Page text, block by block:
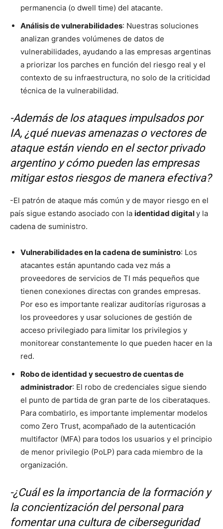
permanencia (o dwell time) del atacante.
Análisis de vulnerabilidades: Nuestras soluciones
analizan grandes volúmenes de datos de
vulnerabilidades, ayudando a las empresas argentinas
a priorizar los parches en función del riesgo real y el
contexto de su infraestructura, no solo de la criticidad
técnica de la vulnerabilidad.
-Además de los ataques impulsados por
IA, ¿qué nuevas amenazas o vectores de
ataque están viendo en el sector privado
argentino y cómo pueden las empresas
mitigar estos riesgos de manera efectiva?
-El patrón de ataque más común y de mayor riesgo en el
país sigue estando asociado con la identidad digitaly la
cadena de suministro.
Vulnerabilidades en la cadena de suministro: Los
atacantes están apuntando cada vez más a
proveedores de servicios de TI más pequeños que
tienen conexiones directas con grandes empresas.
Por eso es importante realizar auditorías rigurosas a
los proveedores y usar soluciones de gestión de
acceso privilegiado para limitar los privilegios y
monitorear constantemente lo que pueden hacer en la
red.
Robo de identidad y secuestro de cuentas de
administrador: El robo de credenciales sigue siendo
el punto de partida de gran parte de los ciberataques.
Para combatirlo, es importante implementar modelos
como Zero Trust, acompañado de la autenticación
multifactor (MFA) para todos los usuarios y el principio
de menor privilegio (PoLP) para cada miembro de la
organización.
-¿Cuál es la importancia de la formación y
la concientización del personal para
fomentar una cultura de ciberseguridad